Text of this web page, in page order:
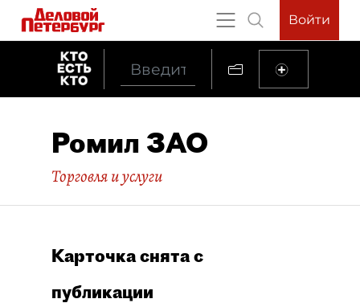
Войти
Ромил ЗАО
Торговля и услуги
Карточка снята с
публикации